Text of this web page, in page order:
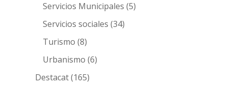
Servicios Municipales (5)
Servicios sociales (34)
Turismo (8)
Urbanismo (6)
Destacat(165)